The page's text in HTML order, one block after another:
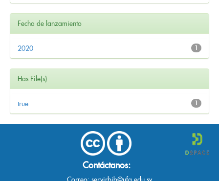
Fecha de lanzamiento
1
2020
Has File(s)
1
true
Contáctanos: